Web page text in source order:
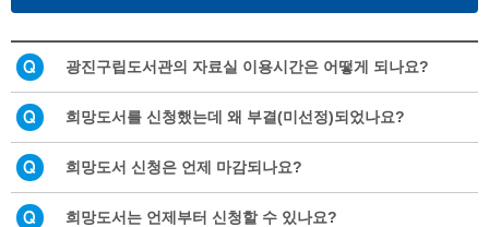
광진구립도서관의 자료실 이용시간은 어떻게 되나요?
희망도서를 신청했는데 왜 부결(미선정)되었나요?
희망도서 신청은 언제 마감되나요?
희망도서는 언제부터 신청할 수 있나요?